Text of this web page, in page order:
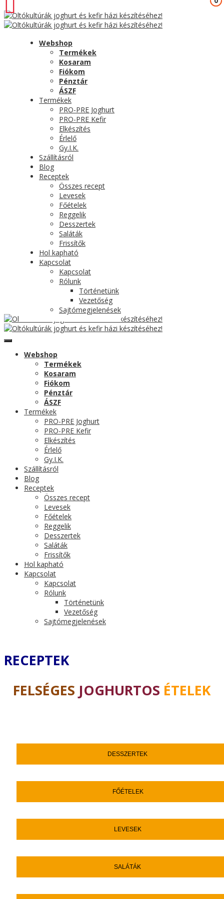
Webshop
Termékek
Kosaram
Fiókom
Pénztár
ÁSZF
Termékek
PRO-PRE Joghurt
PRO-PRE Kefir
Elkészítés
Érlelő
Gy.I.K.
Szállításról
Blog
Receptek
Összes recept
Levesek
Főételek
Reggelik
Desszertek
Saláták
Frissítők
Hol kapható
Kapcsolat
Kapcsolat
Rólunk
Történetünk
Vezetőség
Sajtómegjelenések
Webshop
Termékek
Kosaram
Fiókom
Pénztár
ÁSZF
Termékek
PRO-PRE Joghurt
PRO-PRE Kefir
Elkészítés
Érlelő
Gy.I.K.
Szállításról
Blog
Receptek
Összes recept
Levesek
Főételek
Reggelik
Desszertek
Saláták
Frissítők
Hol kapható
Kapcsolat
Kapcsolat
Rólunk
Történetünk
Vezetőség
Sajtómegjelenések
RECEPTEK
FELSÉGES JOGHURTOS ÉTELEK
DESSZERTEK
FŐÉTELEK
LEVESEK
SALÁTÁK